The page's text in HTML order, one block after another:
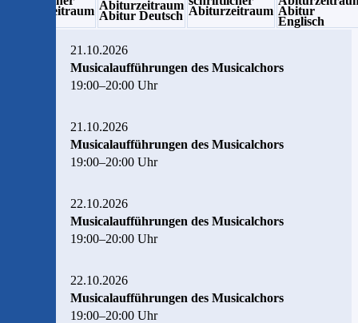
Abiturzeitraum Abiturzeitraum
Abitur Deutsch Abiturzeitraum Abitur
Englisch
21.10.2026
Musicalaufführungen des Musicalchors
19:00–20:00 Uhr
21.10.2026
Musicalaufführungen des Musicalchors
19:00–20:00 Uhr
22.10.2026
Musicalaufführungen des Musicalchors
19:00–20:00 Uhr
22.10.2026
Musicalaufführungen des Musicalchors
19:00–20:00 Uhr